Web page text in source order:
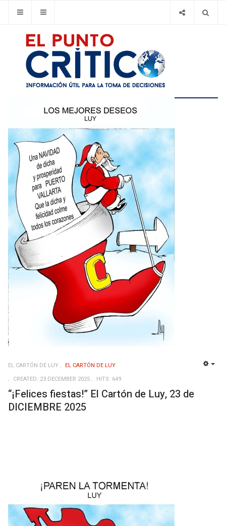
EL CARTÓN DE LUY
EL CARTÓN DE LUY
CREATED: 23 DECEMBER 2025
HITS: 649
“¡Felices fiestas!” El Cartón de Luy, 23 de
DICIEMBRE 2025